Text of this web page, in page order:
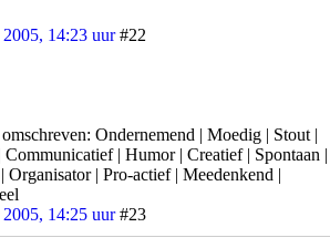
2005, 14:23 uur #22
Ondernemend | Moedig | Stout |
| Humor | Creatief | Spontaan |
| Pro-actief | Meedenkend |
2005, 14:25 uur #23